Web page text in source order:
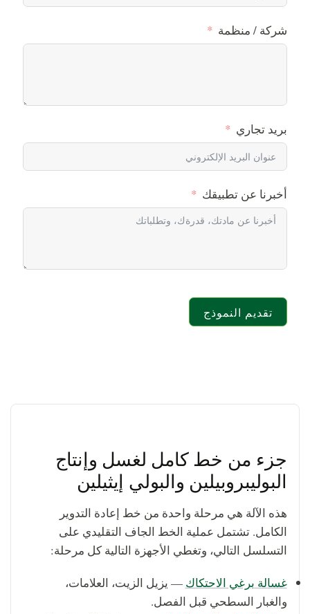
شركة / منظمة
بريد تجاري
أخبرنا عن تطبيقك
تقديم النموذج
جزء من خط كامل لغسل وإنتاج
البوليبروبيلين والبولي إيثيلين
هذه الآلة هي مرحلة واحدة من خط إعادة التدوير
الكامل. تشتمل عملية الخط الجاف التقليدي على
التسلسل التالي، وتغطي الأجهزة التالية كل مرحلة:
غسالة برغي الاحتكاك — يزيل الزيت، العلامات،
والغبار السطحي قبل الفصل.